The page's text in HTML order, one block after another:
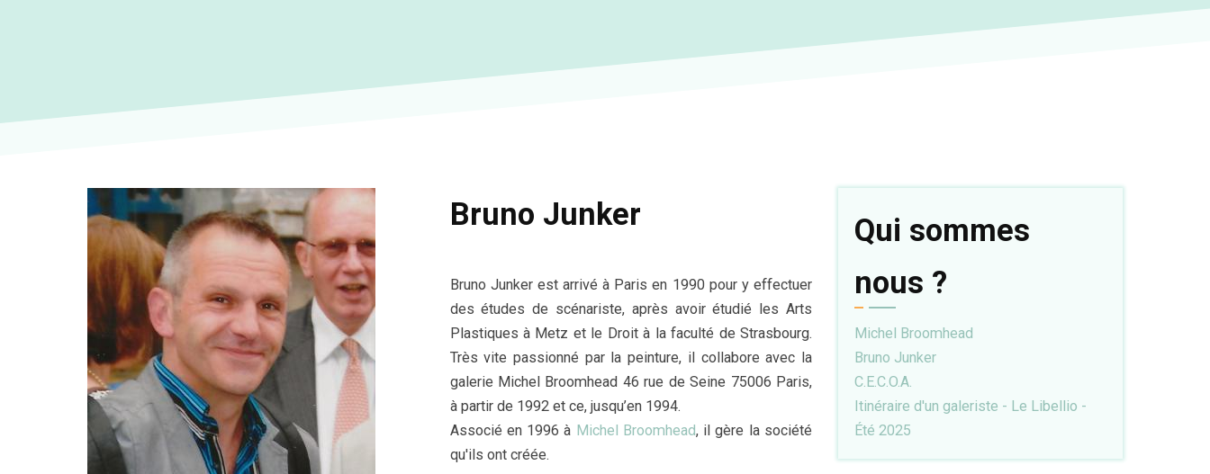
Bruno Junker
Bruno Junker est arrivé à Paris en 1990 pour y effectuer
des études de scénariste, après avoir étudié les Arts
Plastiques à Metz et le Droit à la faculté de Strasbourg.
Très vite passionné par la peinture, il collabore avec la
galerie Michel Broomhead 46 rue de Seine 75006 Paris,
à partir de 1992 et ce, jusqu’en 1994.
Associé en 1996 à Michel Broomhead, il gère la société
qu'ils ont créée.
Qui sommes
nous ?
Michel Broomhead
Bruno Junker
C.E.C.O.A.
Itinéraire d'un galeriste - Le Libellio -
Été 2025